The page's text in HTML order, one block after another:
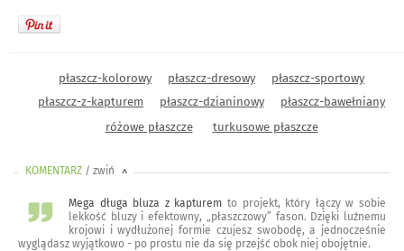
płaszcz-kolorowy płaszcz-dresowy
płaszcz-sportowy
płaszcz-z-kapturem
płaszcz-dzianinowy
płaszcz-bawełniany
różowe płaszcze
turkusowe płaszcze
KOMENTARZ / zwiń <
Mega długa bluza z kapturem to projekt, który łączy w sobie
lekkość bluzy i efektowny, „płaszczowy” fason. Dzięki luźnemu
krojowi i wydłużonej formie czujesz swobodę, a jednocześnie
wyglądasz wyjątkowo - po prostu nie da się przejść obok niej obojętnie.